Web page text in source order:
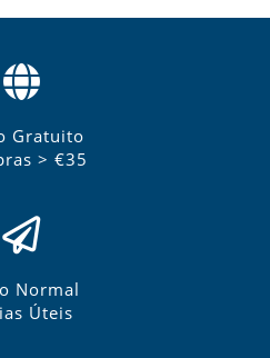
Gratuito
> €35
Normal
Úteis